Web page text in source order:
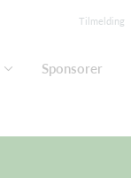
Tilmelding
Sponsorer